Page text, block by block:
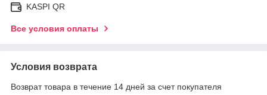
KASPI QR
Все условия оплаты
Условия возврата
Возврат товара в течение 14 дней за счет покупателя